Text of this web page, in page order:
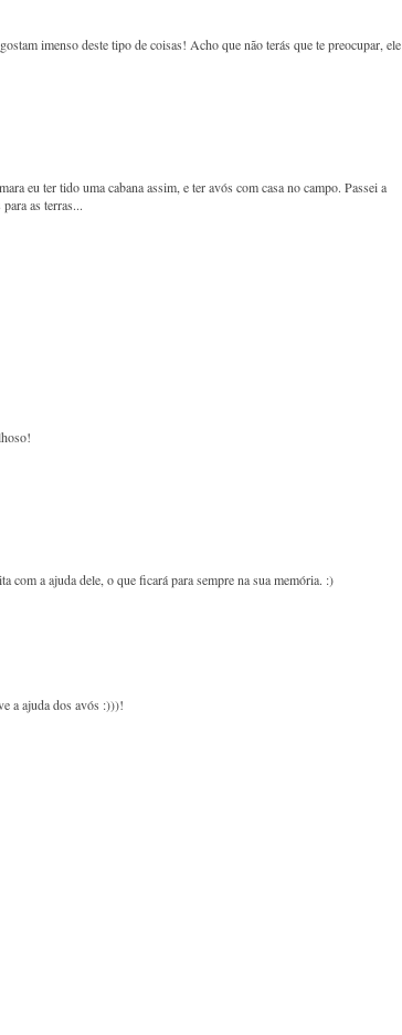
imenso deste tipo de coisas! Acho que não terás que te preocupar, ele
eu ter tido uma cabana assim, e ter avós com casa no campo. Passei a
as terras...
com a ajuda dele, o que ficará para sempre na sua memória. :)
a ajuda dos avós :)))!